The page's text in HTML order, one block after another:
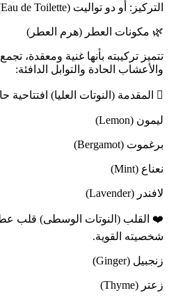
التركيز: أو دو تواليت (Eau de Toilette).
🌿 مكونات العطر (هرم العطر)
تتميز تركيبته بأنها غنية ومعقدة،
والأعشاب الحادة والتوابل الدافئة:
🫆 المقدمة (النوتات العليا) افتتاحية حادة، حمضية، وعشبية لاذعة.
ليمون (Lemon)
برغموت (Bergamot)
نعناع (Mint)
لافندر (Lavender)
❤️ القلب (النوتات الوسطى) قلب
شخصيته القوية.
زنجبيل (Ginger)
زعتر (Thyme)